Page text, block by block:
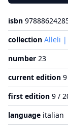
isbn
collection Alleli |
number 23
current edition
first edition 9 /
language italian